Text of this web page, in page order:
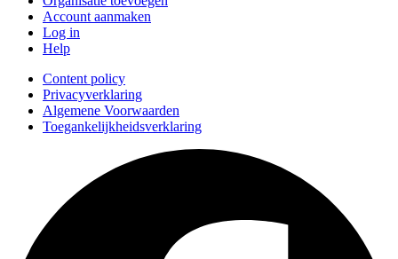
Account aanmaken
Log in
Help
Content policy
Privacyverklaring
Algemene Voorwaarden
Toegankelijkheidsverklaring